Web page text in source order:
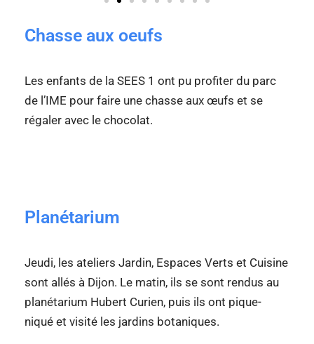
Chasse aux oeufs
Les enfants de la SEES 1 ont pu profiter du parc
de l’IME pour faire une chasse aux œufs et se
régaler avec le chocolat.
Planétarium
Jeudi, les ateliers Jardin, Espaces Verts et Cuisine
sont allés à Dijon. Le matin, ils se sont rendus au
planétarium Hubert Curien, puis ils ont pique-
niqué et visité les jardins botaniques.